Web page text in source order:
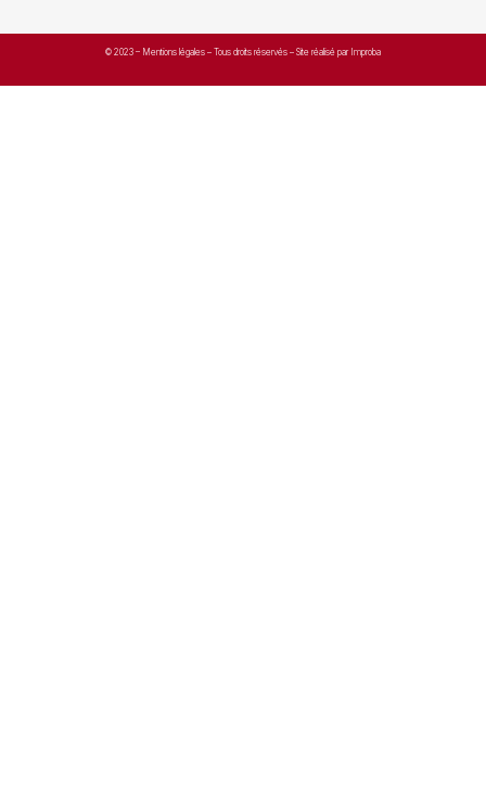
© 2023 – Mentions légales – Tous droits réservés – Site réalisé par Improba